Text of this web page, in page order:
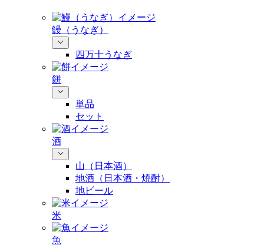
鰻（うなぎ）
四万十うなぎ
餅
単品
セット
酒
山（日本酒）
地酒（日本酒・焼酎）
地ビール
米
魚